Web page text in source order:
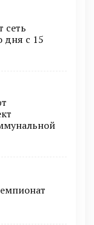
сеть
дня с 15